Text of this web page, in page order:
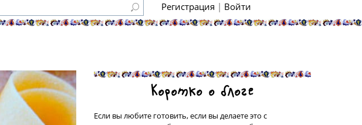
Регистрация | Войти
Коротко о блоге
Если вы любите готовить, если вы делаете это с